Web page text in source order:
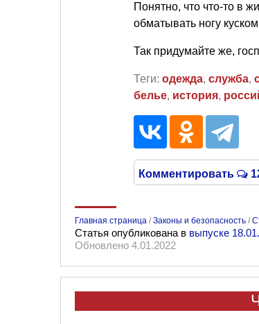
Понятно, что что-то в
обматывать ногу
Так придумайте же,
Теги: одежда, служба,
белье, история,
Комментировать
Главная страница /Законы и безопасность /
Статья опубликована в выпуске
Обновлено 4.01.2022